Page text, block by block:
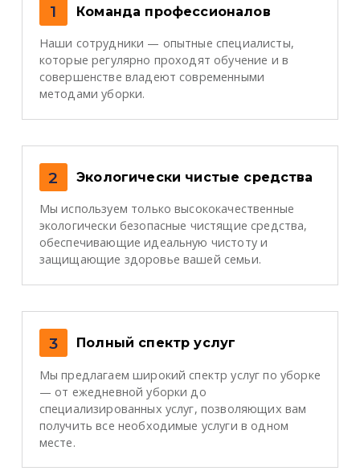
1 Команда профессионалов
Наши сотрудники — опытные специалисты,
которые регулярно проходят обучение и в
совершенстве владеют современными
методами уборки.
2 Экологически чистые средства
Мы используем только высококачественные
экологически безопасные чистящие средства,
обеспечивающие идеальную чистоту и
защищающие здоровье вашей семьи.
3 Полный спектр услуг
Мы предлагаем широкий спектр услуг по уборке
— от ежедневной уборки до
специализированных услуг, позволяющих вам
получить все необходимые услуги в одном
месте.